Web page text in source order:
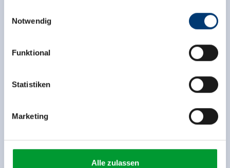
Rohr 23// A-6280 Zell am Ziller
www.zillertalarena.com
Notwendig
Funktional
Statistiken
Marketing
Alle zulassen
Onafhankelijke beoordelingen van de andere
berekent een gemiddelde van de